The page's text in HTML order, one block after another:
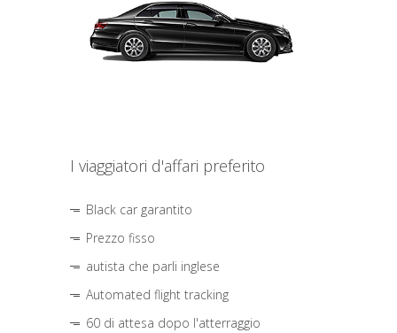
I viaggiatori d'affari preferito
Black car garantito
Prezzo fisso
autista che parli inglese
Automated flight tracking
60 di attesa dopo l'atterraggio